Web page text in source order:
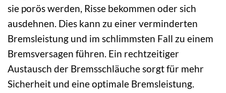
sie porös werden, Risse bekommen oder sich
ausdehnen. Dies kann zu einer verminderten
Bremsleistung und im schlimmsten Fall zu einem
Bremsversagen führen. Ein rechtzeitiger
Austausch der Bremsschläuche sorgt für mehr
Sicherheit und eine optimale Bremsleistung.